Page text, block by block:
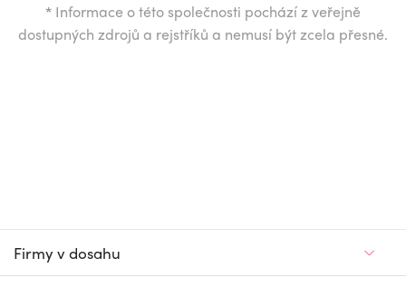
* Informace o této společnosti pochází z veřejně
dostupných zdrojů a rejstříků a nemusí být zcela přesné.
Firmy v dosahu